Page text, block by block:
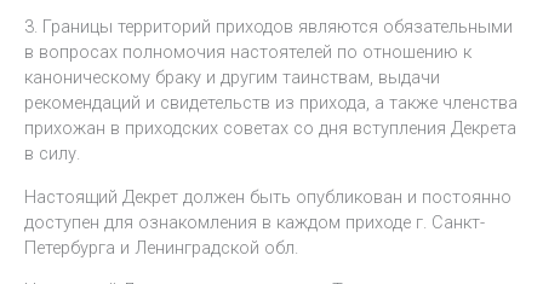
3. Границы территорий приходов являются обязательными
в вопросах полномочия настоятелей по отношению к
каноническому браку и другим таинствам, выдачи
рекомендаций и свидетельств из прихода, а также членства
прихожан в приходских советах со дня вступления Декрета
в силу.
Настоящий Декрет должен быть опубликован и постоянно
доступен для ознакомления в каждом приходе г. Санкт-
Петербурга и Ленинградской обл.